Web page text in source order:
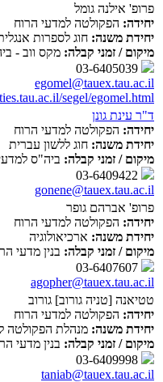
פרופ' אילנה גומל
יחידה: הפקולטה למדעי הרוח
יחידת משנה: חוג לספרות
מיקום / זמני קבלה: מקס ווב -
egomel@tauex.tau.ac.il
segel/egomel.html
ד"ר עינת גונן
יחידה: הפקולטה למדעי הרוח
יחידת משנה: חוג ללשון עברית
מיקום / זמני קבלה: ביה"ס למדעי
gonene@tauex.tau.ac.il
פרופ' אברהם גופר
יחידה: הפקולטה למדעי הרוח
יחידת משנה: ארכיאולוגיה
מיקום / זמני קבלה: בנין מדעי
agopher@tauex.tau.ac.il
טטיאנה [טניה גורוב] גורוב
יחידה: הפקולטה למדעי הרוח
יחידת משנה: מנהלת הפקולטה
מיקום / זמני קבלה: בנין מדעי
taniab@tauex.tau.ac.il